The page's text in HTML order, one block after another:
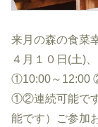
来月の森の食菜
４月１０日(土)
①10:00～12:00
①②連続可能で
能です）ご参加